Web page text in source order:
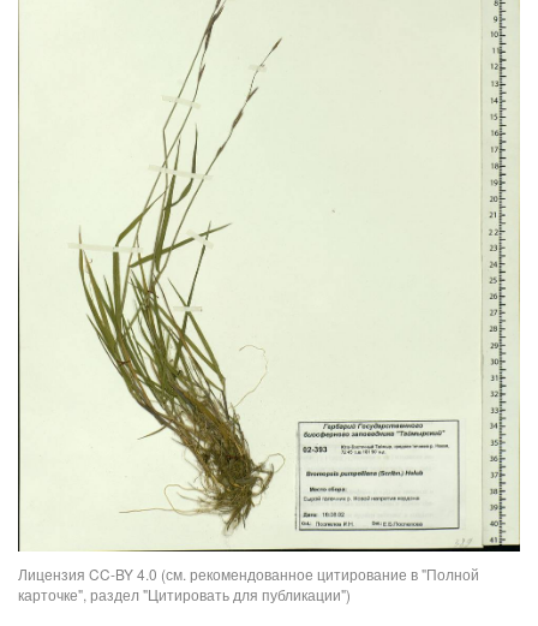
Лицензия CC-BY 4.0 (см. рекомендованное цитирование в "Полной
карточке", раздел "Цитировать для публикации")